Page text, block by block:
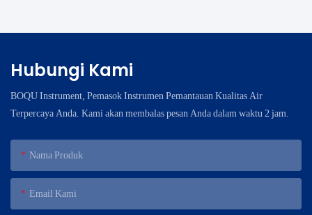
Hubungi Kami
BOQU Instrument, Pemasok Instrumen Pemantauan Kualitas Air
Terpercaya Anda. Kami akan membalas pesan Anda dalam waktu 2 jam.
Nama Produk
Email Kami